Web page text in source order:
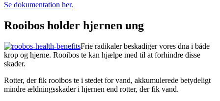
Se dokumentation her.
Rooibos holder hjernen ung
Frie radikaler beskadiger vores dna i både
krop og hjerne. Rooibos te kan hjælpe med til at forhindre disse
skader.
Rotter, der fik rooibos te i stedet for vand, akkumulerede betydeligt
mindre ældningsskader i hjernen end rotter, der fik vand.